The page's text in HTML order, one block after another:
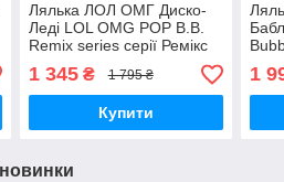
Лялька ЛОЛ ОМГ Диско-
Леді LOL OMG POP B.B.
Remix series серії Ремікс
L.O.L. Surprise! 567257
MGA Оригінал
MyDoll.com.ua
1 345₴ 1 795 ₴
Купити
1
новинки